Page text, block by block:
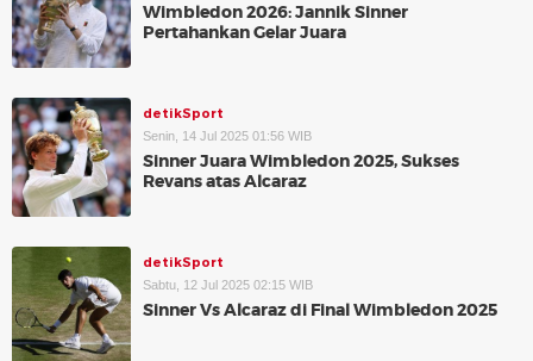
Wimbledon 2026: Jannik Sinner
Pertahankan Gelar Juara
detikSport
Senin, 14 Jul 2025 01:56 WIB
Sinner Juara Wimbledon 2025, Sukses
Revans atas Alcaraz
detikSport
Sabtu, 12 Jul 2025 02:15 WIB
Sinner Vs Alcaraz di Final Wimbledon 2025